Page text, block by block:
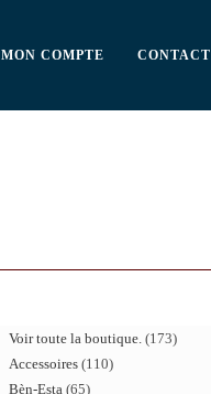
MON COMPTE CONTACT
Voir toute la boutique. 173
Accessoires 110
Bèn-Esta 65